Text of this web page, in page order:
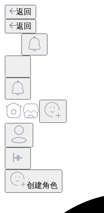
返回
返回
创建角色